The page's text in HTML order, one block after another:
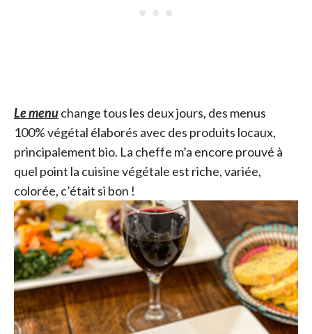
Le menuchange tous les deux jours, des menus
100% végétal élaborés avec des produits locaux,
principalement bio. La cheffe m’a encore prouvé à
quel point la cuisine végétale est riche, variée,
colorée, c’était si bon !